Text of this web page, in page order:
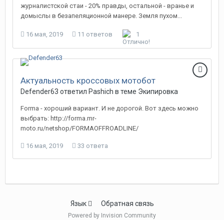
журналистской стаи - 20% правды, остальной - вранье и
домыслы в безапеляционной манере. Земля пухом...
16 мая, 2019 11 ответов 1
Актуальность кроссовых мотобот
Defender63 ответил Pashich в теме Экипировка
Forma - хороший вариант. И не дорогой. Вот здесь можно
выбрать: http://forma.mr-
moto.ru/netshop/FORMAOFFROADLINE/
16 мая, 2019 33 ответа
Язык Обратная связь
Powered by Invision Community